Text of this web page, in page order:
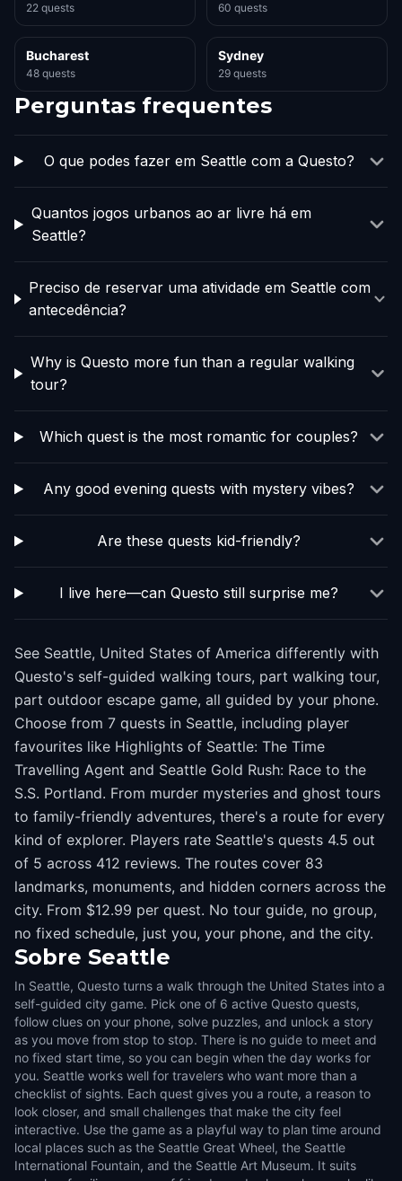
22 quests 60 quests
Bucharest
48 quests
Sydney
29 quests
Perguntas frequentes
O que podes fazer em Seattle com a Questo?
Quantos jogos urbanos ao ar livre há em
Seattle?
Preciso de reservar uma atividade em Seattle com
antecedência?
Why is Questo more fun than a regular walking
tour?
Which quest is the most romantic for couples?
Any good evening quests with mystery vibes?
Are these quests kid-friendly?
I live here—can Questo still surprise me?
See Seattle, United States of America differently with
Questo's self-guided walking tours, part walking tour,
part outdoor escape game, all guided by your phone.
Choose from 7 quests in Seattle, including player
favourites like Highlights of Seattle: The Time
Travelling Agent and Seattle Gold Rush: Race to the
S.S. Portland. From murder mysteries and ghost tours
to family-friendly adventures, there's a route for every
kind of explorer. Players rate Seattle's quests 4.5 out
of 5 across 412 reviews. The routes cover 83
landmarks, monuments, and hidden corners across the
city. From $12.99 per quest. No tour guide, no group,
no fixed schedule, just you, your phone, and the city.
Sobre Seattle
In Seattle, Questo turns a walk through the United States into a
self-guided city game. Pick one of 6 active Questo quests,
follow clues on your phone, solve puzzles, and unlock a story
as you move from stop to stop. There is no guide to meet and
no fixed start time, so you can begin when the day works for
you. Seattle works well for travelers who want more than a
checklist of sights. Each quest gives you a route, a reason to
look closer, and small challenges that make the city feel
interactive. Use the game as a playful way to plan time around
local places such as the Seattle Great Wheel, the Seattle
International Fountain, and the Seattle Art Museum. It suits